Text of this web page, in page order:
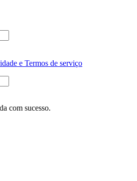
e Termos de serviço
com sucesso.